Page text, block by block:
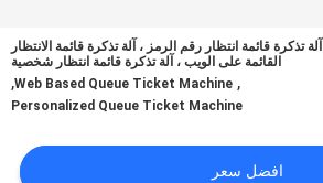
آلة تذكرة قائمة انتظار رقم الرمز ، آلة تذكرة قائمة الانتظار
القائمة على الويب ، آلة تذكرة قائمة انتظار شخصية
,
Web Based Queue Ticket Machine
,
Personalized Queue Ticket Machine
افضل سعر